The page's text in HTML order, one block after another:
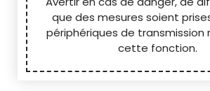
que des mesures soient
périphériques de transmission
cette fonction.